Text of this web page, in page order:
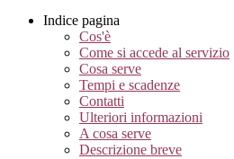
Indice pagina
Cos'è
Come si accede al servizio
Cosa serve
Tempi e scadenze
Contatti
Ulteriori informazioni
A cosa serve
Descrizione breve